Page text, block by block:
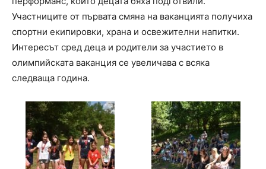
Участниците от първата смяна на ваканцията получиха
спортни екипировки, храна и освежителни напитки.
Интересът сред деца и родители за участието в
олимпийската ваканция се увеличава с всяка
следваща година.